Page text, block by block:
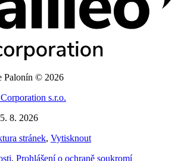
Palonín © 2026
s.r.o.
8. 2026
stránek, Vytisknout
, Prohlášení o ochraně soukromí